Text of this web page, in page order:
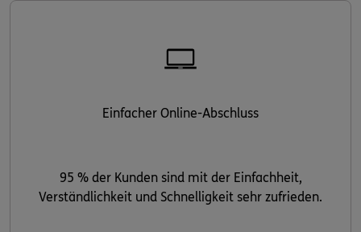
Einfacher Online-Abschluss
95 % der Kunden sind mit der Einfachheit,
Verständlichkeit und Schnelligkeit sehr zufrieden.